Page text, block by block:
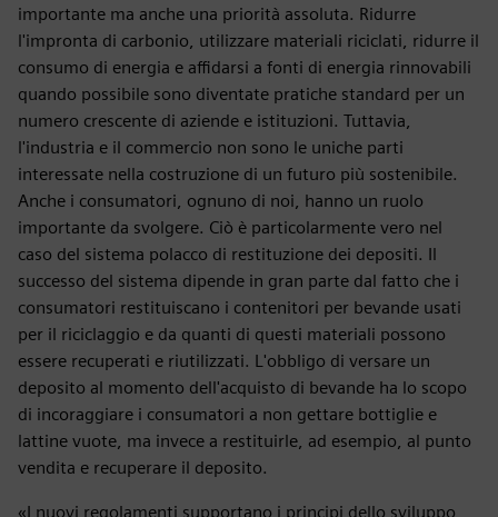
importante ma anche una priorità assoluta. Ridurre
l'impronta di carbonio, utilizzare materiali riciclati, ridurre il
consumo di energia e affidarsi a fonti di energia rinnovabili
quando possibile sono diventate pratiche standard per un
numero crescente di aziende e istituzioni. Tuttavia,
l'industria e il commercio non sono le uniche parti
interessate nella costruzione di un futuro più sostenibile.
Anche i consumatori, ognuno di noi, hanno un ruolo
importante da svolgere. Ciò è particolarmente vero nel
caso del sistema polacco di restituzione dei depositi. Il
successo del sistema dipende in gran parte dal fatto che i
consumatori restituiscano i contenitori per bevande usati
per il riciclaggio e da quanti di questi materiali possono
essere recuperati e riutilizzati. L'obbligo di versare un
deposito al momento dell'acquisto di bevande ha lo scopo
di incoraggiare i consumatori a non gettare bottiglie e
lattine vuote, ma invece a restituirle, ad esempio, al punto
vendita e recuperare il deposito.
«I nuovi regolamenti supportano i principi dello sviluppo